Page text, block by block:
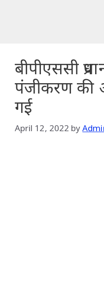
बीपीएससी
पंजीकरण की
गई
April 12, 2022 by